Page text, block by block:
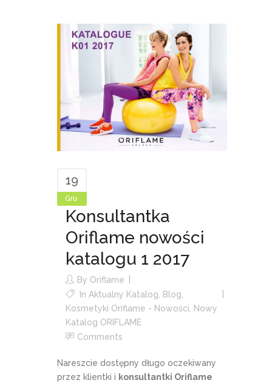
19
Gru
Konsultantka
Oriflame nowości
katalogu 1 2017
By Oriflame
In Aktualny Katalog Blog
Kosmetyki Oriflame - Nowości
Nowy
Katalog ORIFLAME
Comments
Nareszcie dostępny długo oczekiwany
przez klientki i konsultantki Oriflame